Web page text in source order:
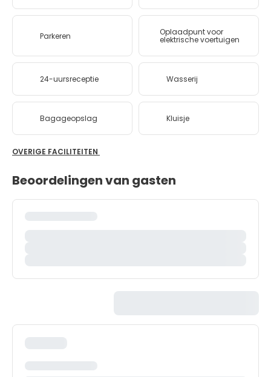
Parkeren Oplaadpunt voor
elektrische voertuigen
24-uursreceptie Wasserij
Bagageopslag Kluisje
OVERIGE FACILITEITEN
Beoordelingen van gasten